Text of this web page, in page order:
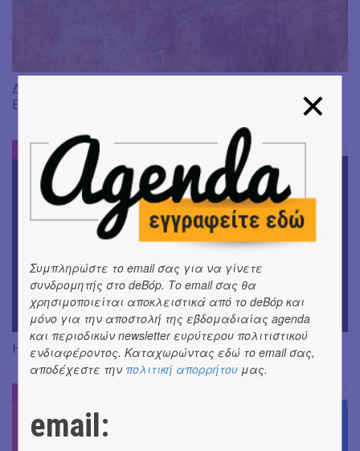
Διαβάσαμε: «Η πηγή των δακρύων» του Jean-Paul Dubois ||
Εκδ. Δώμα
DE-BOOK
Η Rene Karabash στις εκδόσεις Μεταίχμιο
Συμπληρώστε το email σας για να γίνετε
συνδρομητής στο deBόp. Το email σας θα
χρησιμοποιείται αποκλειστικά από το deBόp και
μόνο για την αποστολή της εβδομαδιαίας agenda
και περιοδικών newsletter ευρύτερου πολιτιστικού
ενδιαφέροντος. Καταχωρώντας εδώ το email σας,
αποδέχεστε την πολιτική απορρήτου μας.
email: